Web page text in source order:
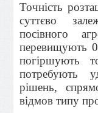
Точність
суттєво
посівного
перевищують
погіршують
потребують
рішень,
відмов типу